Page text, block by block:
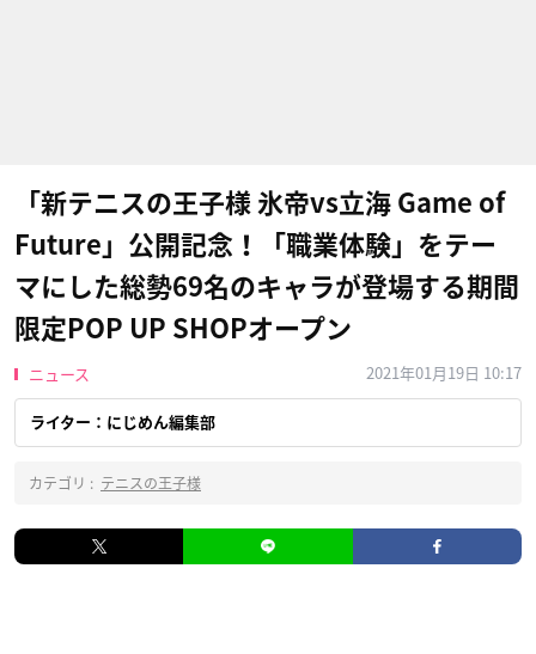
「新テニスの王子様 氷帝vs立海 Game of
Future」公開記念！「職業体験」をテー
マにした総勢69名のキャラが登場する期間
限定POP UP SHOPオープン
ニュース 2021年01月19日 10:17
ライター：にじめん編集部
カテゴリ : テニスの王子様